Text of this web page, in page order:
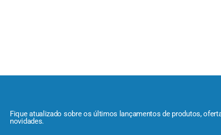
Fique atualizado sobre os últimos lançamentos de produtos,
novidades.